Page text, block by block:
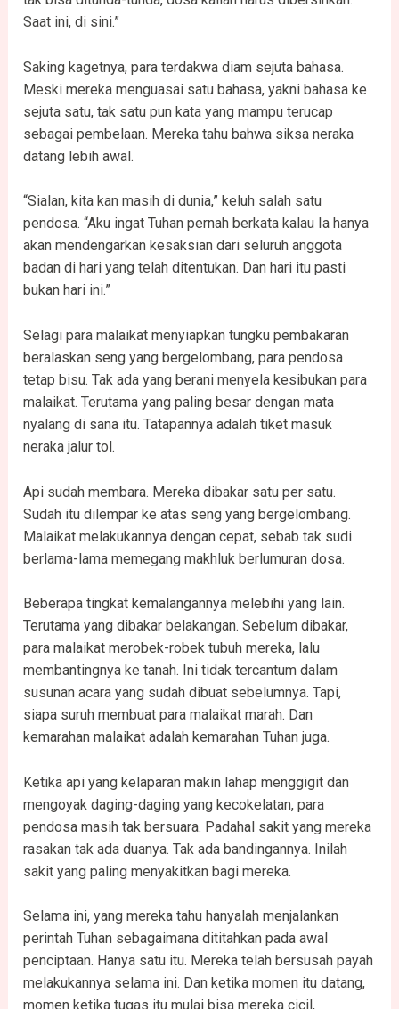
Saat ini, di sini.”
Saking kagetnya, para terdakwa diam sejuta bahasa.
Meski mereka menguasai satu bahasa, yakni bahasa ke
sejuta satu, tak satu pun kata yang mampu terucap
sebagai pembelaan. Mereka tahu bahwa siksa neraka
datang lebih awal.
“Sialan, kita kan masih di dunia,” keluh salah satu
pendosa. “Aku ingat Tuhan pernah berkata kalau Ia hanya
akan mendengarkan kesaksian dari seluruh anggota
badan di hari yang telah ditentukan. Dan hari itu pasti
bukan hari ini.”
Selagi para malaikat menyiapkan tungku pembakaran
beralaskan seng yang bergelombang, para pendosa
tetap bisu. Tak ada yang berani menyela kesibukan para
malaikat. Terutama yang paling besar dengan mata
nyalang di sana itu. Tatapannya adalah tiket masuk
neraka jalur tol.
Api sudah membara. Mereka dibakar satu per satu.
Sudah itu dilempar ke atas seng yang bergelombang.
Malaikat melakukannya dengan cepat, sebab tak sudi
berlama-lama memegang makhluk berlumuran dosa.
Beberapa tingkat kemalangannya melebihi yang lain.
Terutama yang dibakar belakangan. Sebelum dibakar,
para malaikat merobek-robek tubuh mereka, lalu
membantingnya ke tanah. Ini tidak tercantum dalam
susunan acara yang sudah dibuat sebelumnya. Tapi,
siapa suruh membuat para malaikat marah. Dan
kemarahan malaikat adalah kemarahan Tuhan juga.
Ketika api yang kelaparan makin lahap menggigit dan
mengoyak daging-daging yang kecokelatan, para
pendosa masih tak bersuara. Padahal sakit yang mereka
rasakan tak ada duanya. Tak ada bandingannya. Inilah
sakit yang paling menyakitkan bagi mereka.
Selama ini, yang mereka tahu hanyalah menjalankan
perintah Tuhan sebagaimana dititahkan pada awal
penciptaan. Hanya satu itu. Mereka telah bersusah payah
melakukannya selama ini. Dan ketika momen itu datang,
momen ketika tugas itu mulai bisa mereka cicil,